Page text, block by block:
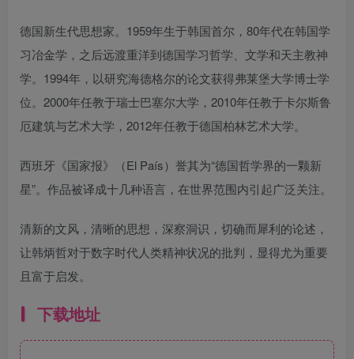
德国新生代思想家。1959年生于韩国首尔，80年代在韩国学
习冶金学，之后远渡重洋到德国学习哲学、文学和天主教神
学。1994年，以研究海德格尔的论文获得弗莱堡大学博士学
位。2000年任教于瑞士巴塞尔大学，2010年任教于卡尔斯鲁
厄建筑与艺术大学，2012年任教于德国柏林艺术大学。
西班牙《国家报》（El País）誉其为“德国哲学界的一颗新
星”。作品被译成十几种语言，在世界范围内引起广泛关注。
清新的文风，清晰的思想，深察洞识，切确而犀利的论述，
让韩炳哲对于数字时代人类精神状况的批判，显得尤为重要
且富于启发。
下载地址